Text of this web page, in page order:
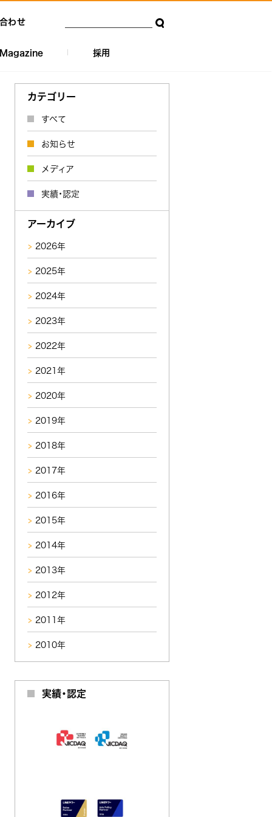
わせ
Magazine 採用
カテゴリー
すべて
お知らせ
メディア
実績・認定
アーカイブ
2026年
2025年
2024年
2023年
2022年
2021年
2020年
2019年
2018年
2017年
2016年
2015年
2014年
2013年
2012年
2011年
2010年
実績・認定